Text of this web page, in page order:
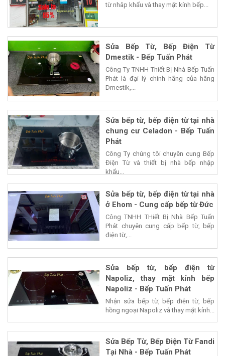
từ nhâp khẩu và thay mặt kính bếp...
Sửa Bếp Từ, Bếp Điện Từ
Dmestik - Bếp Tuấn Phát
Công Ty TNHH Thiết Bị Nhà Bếp Tuấn
Phát là đại lý chính hãng của hãng
Dmestik,...
Sửa bếp từ, bếp điện từ tại nhà
chung cư Celadon - Bếp Tuấn
Phát
Công Ty chúng tôi chuyên cung Bếp
Điện Từ và thiết bị nhà bếp nhập
khẩu...
Sửa bếp từ, bếp điện từ tại nhà
ở Ehom - Cung cấp bếp từ Đức
Công TNHH THiết Bị Nhà Bếp Tuấn
Phát chuyên cung cấp bếp từ, bếp
điện từ,...
Sửa bếp từ, bếp điện từ
Napoliz, thay mặt kính bếp
Napoliz - Bếp Tuấn Phát
Nhận sửa bếp từ, bếp điện từ, bếp
hồng ngoại Napoliz và thay mặt kính...
Sửa Bếp Từ, Bếp Điện Từ Fandi
Tại Nhà - Bếp Tuấn Phát